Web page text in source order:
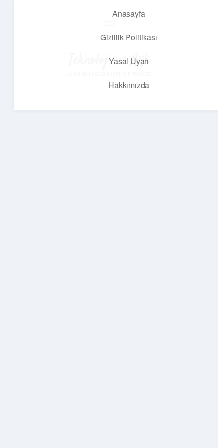
Anasayfa
Gizlilik Politikası
Yasal Uyarı
Hakkımızda
Teknoloji ve Aşk